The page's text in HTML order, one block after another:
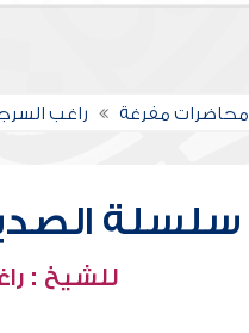
محاضرات مفرغة راغب
سلسلة
للشيخ :